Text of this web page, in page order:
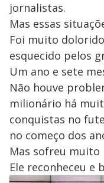
jornalistas.
Mas essas
Foi muito
esquecido pelos
Um ano e sete
Não houve
milionário há
conquistas no
no começo dos
Mas sofreu muito
Ele reconheceu e